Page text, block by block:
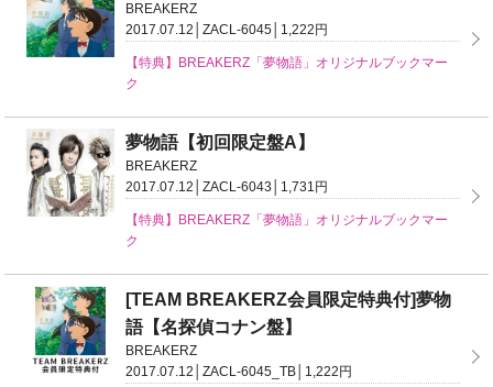
BREAKERZ
2017.07.12│ZACL-6045│1,222円
【特典】BREAKERZ「夢物語」オリジナルブックマー
ク
夢物語【初回限定盤A】
BREAKERZ
2017.07.12│ZACL-6043│1,731円
【特典】BREAKERZ「夢物語」オリジナルブックマー
ク
[TEAM BREAKERZ会員限定特典付]夢物
語【名探偵コナン盤】
BREAKERZ
2017.07.12│ZACL-6045_TB│1,222円